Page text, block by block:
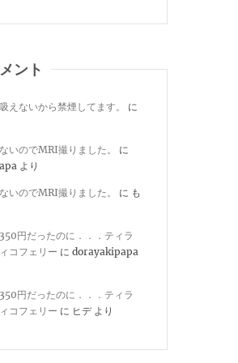
ント
えないから禁煙してます。
に
いのでMRI撮りました。
に
より
いのでMRI撮りました。 に も
円だったのに．．．ティラ
コフェリー に dorayakipapa
円だったのに．．．ティラ
コフェリー に ヒデより